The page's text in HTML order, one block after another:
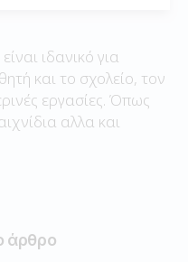
ιδανικό για
και το σχολείο, τον
εργασίες. Όπως
αλλα και
άρθρο